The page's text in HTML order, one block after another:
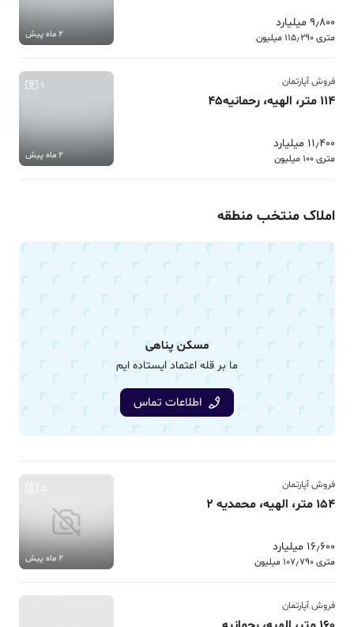
9٫800 میلیارد
متری 115٫290 میلیون 2 ماه پیش
فروش آپارتمان
114 متر، الهیه، رحمانیه45
11٫400 میلیارد
متری 100 میلیون
1
2 ماه پیش
املاک منتخب منطقه
مسکن پناهی
ما بر قله اعتماد ایستاده ایم
اطلاعات تماس
فروش آپارتمان
154 متر، الهیه، محمدیه 2
16٫600 میلیارد
متری 107٫790 میلیون
5
2 ماه پیش
فروش آپارتمان